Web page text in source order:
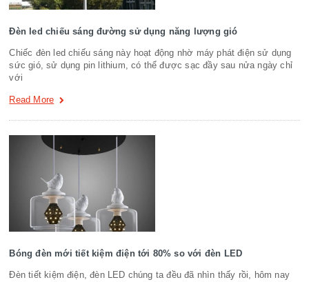
Đèn led chiếu sáng đường sử dụng năng lượng gió
Chiếc đèn led chiếu sáng này hoạt động nhờ máy phát điện sử dụng
sức gió, sử dụng pin lithium, có thể được sạc đầy sau nửa ngày chỉ
với
Read More
Bóng đèn mới tiết kiệm điện tới 80% so với đèn LED
Đèn tiết kiệm điện, đèn LED chúng ta đều đã nhìn thấy rồi, hôm nay